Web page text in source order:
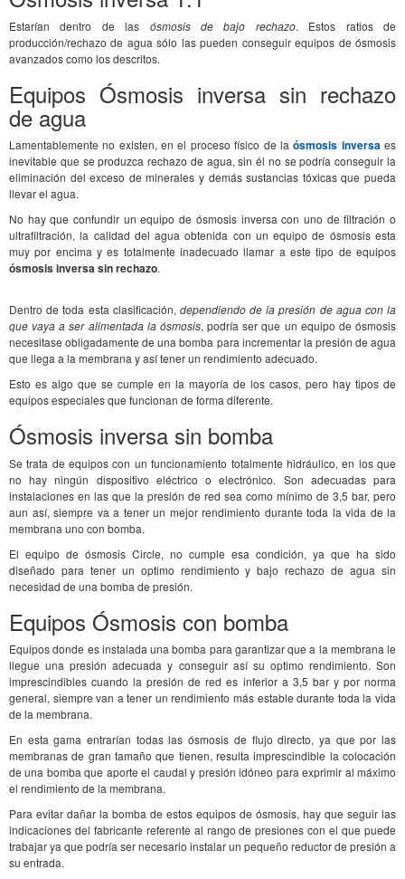
Estarían dentro de las ósmosis de bajo rechazo. Estos ratios de
producción/rechazo de agua sólo las pueden conseguir equipos de ósmosis
avanzados como los descritos.
Equipos Ósmosis inversa sin rechazo
de agua
Lamentablemente no existen, en el proceso físico de laósmosis inversa es
inevitable que se produzca rechazo de agua, sin él no se podría conseguir la
eliminación del exceso de minerales y demás sustancias tóxicas que pueda
llevar el agua.
No hay que confundir un equipo de ósmosis inversa con uno de filtración o
ultrafiltración, la calidad del agua obtenida con un equipo de ósmosis esta
muy por encima y es totalmente inadecuado llamar a este tipo de equipos
ósmosis inversa sin rechazo.
Dentro de toda esta clasificación, dependiendo de la presión de agua con la
que vaya a ser alimentada la ósmosis, podría ser que un equipo de ósmosis
necesitase obligadamente de una bomba para incrementar la presión de agua
que llega a la membrana y así tener un rendimiento adecuado.
Esto es algo que se cumple en la mayoría de los casos, pero hay tipos de
equipos especiales que funcionan de forma diferente.
Ósmosis inversa sin bomba
Se trata de equipos con un funcionamiento totalmente hidráulico, en los que
no hay ningún dispositivo eléctrico o electrónico. Son adecuadas para
instalaciones en las que la presión de red sea como mínimo de 3,5 bar, pero
aun así, siempre va a tener un mejor rendimiento durante toda la vida de la
membrana uno con bomba.
El equipo de ósmosis Circle, no cumple esa condición, ya que ha sido
diseñado para tener un optimo rendimiento y bajo rechazo de agua sin
necesidad de una bomba de presión.
Equipos Ósmosis con bomba
Equipos donde es instalada una bomba para garantizar que a la membrana le
llegue una presión adecuada y conseguir así su optimo rendimiento. Son
imprescindibles cuando la presión de red es inferior a 3,5 bar y por norma
general, siempre van a tener un rendimiento más estable durante toda la vida
de la membrana.
En esta gama entrarían todas las ósmosis de flujo directo, ya que por las
membranas de gran tamaño que tienen, resulta imprescindible la colocación
de una bomba que aporte el caudal y presión idóneo para exprimir al máximo
el rendimiento de la membrana.
Para evitar dañar la bomba de estos equipos de ósmosis, hay que seguir las
indicaciones del fabricante referente al rango de presiones con el que puede
trabajar ya que podría ser necesario instalar un pequeño reductor de presión a
su entrada.